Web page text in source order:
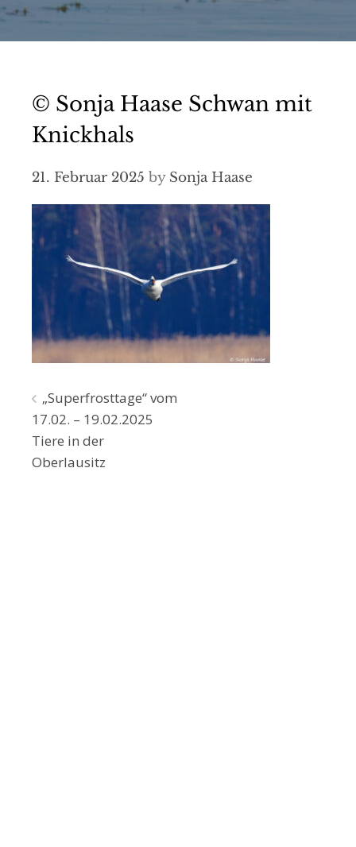
© Sonja Haase Schwan mit
Knickhals
21. Februar 2025 by Sonja Haase
Beitragsnavigation
„Superfrosttage“ vom
17.02. – 19.02.2025
Tiere in der
Oberlausitz